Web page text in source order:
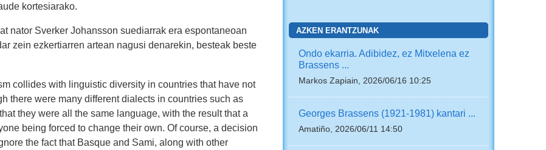
kortesiarako.
nator Sverker Johansson suediarrak era espontaneoan
zein ezkertiarren artean nagusi denarekin, besteak beste
collides with linguistic diversity in countries that have not
there were many different dialects in countries such as
they were all the same language, with the result that a
being forced to change their own. Of course, a decision
the fact that Basque and Sami, along with other
AZKEN ERANTZUNAK
Ondo ekarria. Adibidez, ez Mitxelena ez
Brassens ...
Markos Zapiain, 2026/06/16 10:25
Georges Brassens (1921-1981) kantari ...
Amatiño, 2026/06/11 14:50